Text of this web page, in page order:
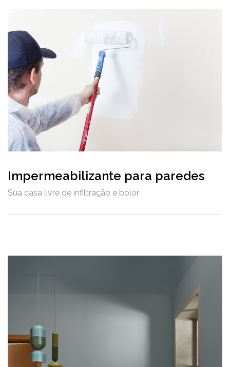
Impermeabilizante para paredes
Sua casa livre de infiltração e bolor